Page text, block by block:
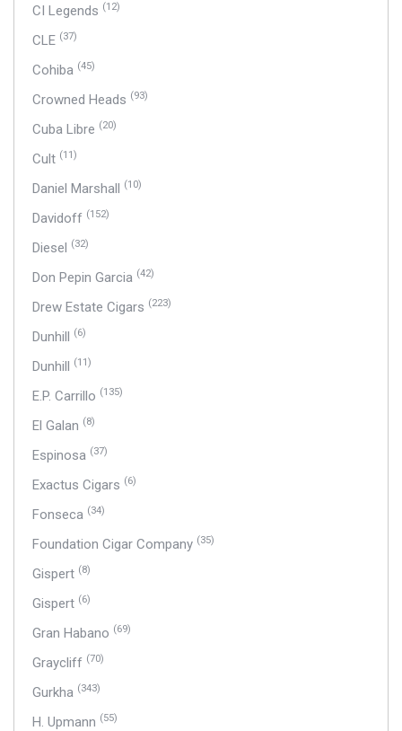
CI Legends (12)
CLE (37)
Cohiba (45)
Crowned Heads (93)
Cuba Libre (20)
Cult (11)
Daniel Marshall (10)
Davidoff (152)
Diesel (32)
Don Pepin Garcia (42)
Drew Estate Cigars (223)
Dunhill (6)
Dunhill (11)
E.P. Carrillo (135)
El Galan (8)
Espinosa (37)
Exactus Cigars (6)
Fonseca (34)
Foundation Cigar Company (35)
Gispert (8)
Gispert (6)
Gran Habano (69)
Graycliff (70)
Gurkha (343)
H. Upmann (55)